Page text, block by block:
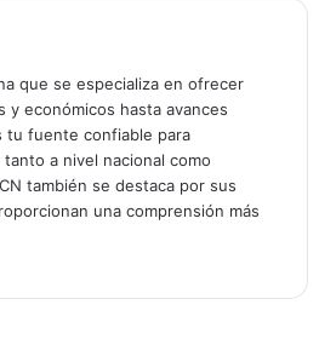
que se especializa en ofrecer
económicos hasta avances
fuente confiable para
a nivel nacional como
también se destaca por sus
una comprensión más